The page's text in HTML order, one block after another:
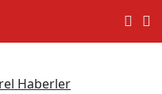
Haberler